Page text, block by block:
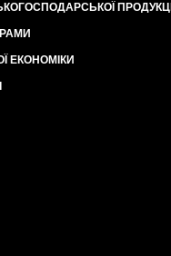
ПРОДУКЦІЇ
ЕКОНОМІКИ